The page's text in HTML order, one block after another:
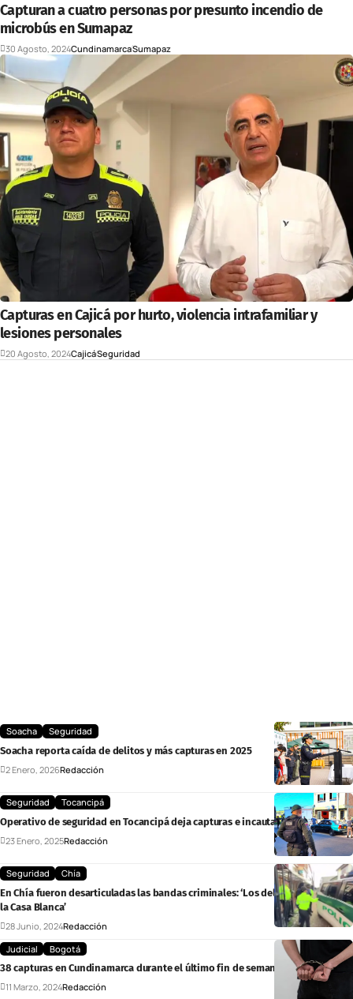
Capturan a cuatro personas por presunto incendio de
microbús en Sumapaz
30 Agosto, 2024CundinamarcaSumapaz
Capturas en Cajicá por hurto, violencia intrafamiliar y
lesiones personales
20 Agosto, 2024CajicáSeguridad
Soacha
Seguridad
Soacha reporta caída de delitos y más capturas en 2025
2 Enero, 2026Redacción
Seguridad
Tocancipá
Operativo de seguridad en Tocancipá deja capturas e incautaciones
23 Enero, 2025Redacción
Seguridad
Chía
En Chía fueron desarticuladas las bandas criminales: ‘Los del Carro’ y ‘Los de
la Casa Blanca’
28 Junio, 2024Redacción
Judicial
Bogotá
38 capturas en Cundinamarca durante el último fin de semana
11 Marzo, 2024Redacción